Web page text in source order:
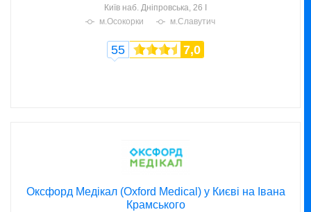
Київ наб. Дніпровська, 26 І
м.Осокорки
м.Славутич
55 7,0
Оксфорд Медікал (Oxford Medical) у Києві на Івана
Крамського